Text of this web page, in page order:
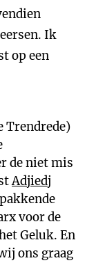
Ik
op een
Trendrede)
de niet mis
Adjiedj
voor de
Geluk. En
ons graag